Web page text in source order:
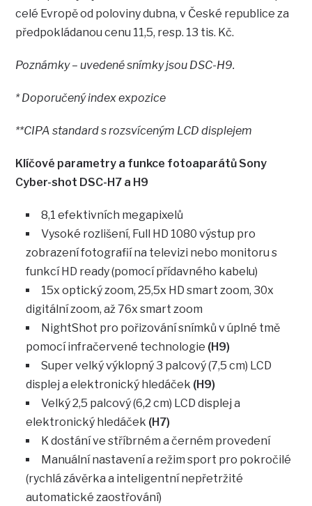
celé Evropě od poloviny dubna, v České republice za
předpokládanou cenu 11,5, resp. 13 tis. Kč.
Poznámky – uvedené snímky jsou DSC-H9.
* Doporučený index expozice
**CIPA standard s rozsvíceným LCD displejem
Klíčové parametry a funkce fotoaparátů Sony
Cyber-shot DSC-H7 a H9
8,1 efektivních megapixelů
Vysoké rozlišení, Full HD 1080 výstup pro
zobrazení fotografií na televizi nebo monitoru s
funkcí HD ready (pomocí přídavného kabelu)
15x optický zoom, 25,5x HD smart zoom, 30x
digitální zoom, až 76x smart zoom
NightShot pro pořizování snímků v úplné tmě
pomocí infračervené technologie (H9)
Super velký výklopný 3 palcový (7,5 cm) LCD
displej a elektronický hledáček (H9)
Velký 2,5 palcový (6,2 cm) LCD displej a
elektronický hledáček (H7)
K dostání ve stříbrném a černém provedení
Manuální nastavení a režim sport pro pokročilé
(rychlá závěrka a inteligentní nepřetržité
automatické zaostřování)